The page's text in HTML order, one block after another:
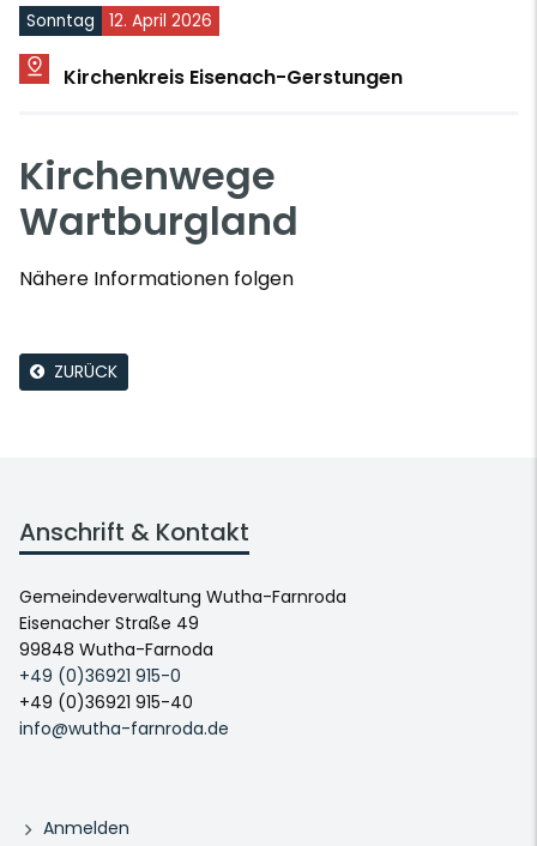
Sonntag 12. April 2026
Kirchenkreis Eisenach-Gerstungen
Kirchenwege
Wartburgland
Nähere Informationen folgen
ZURÜCK
Anschrift & Kontakt
Gemeindeverwaltung Wutha-Farnroda
Eisenacher Straße 49
99848 Wutha-Farnoda
+49 (0)36921 915-0
+49 (0)36921 915-40
info@wutha-farnroda.de
Anmelden